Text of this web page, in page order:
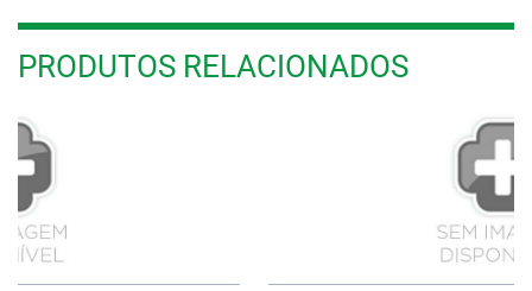
PRODUTOS RELACIONADOS